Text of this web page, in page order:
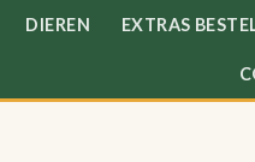
DIEREN EXTRAS